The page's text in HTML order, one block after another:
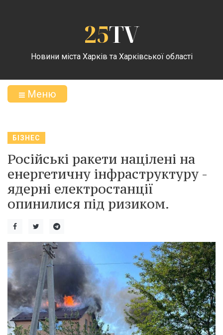
25TV
Новини міста Харків та Харківської області
Меню
БІЗНЕС
Російські ракети націлені на
енергетичну інфраструктуру -
ядерні електростанції
опинилися під ризиком.